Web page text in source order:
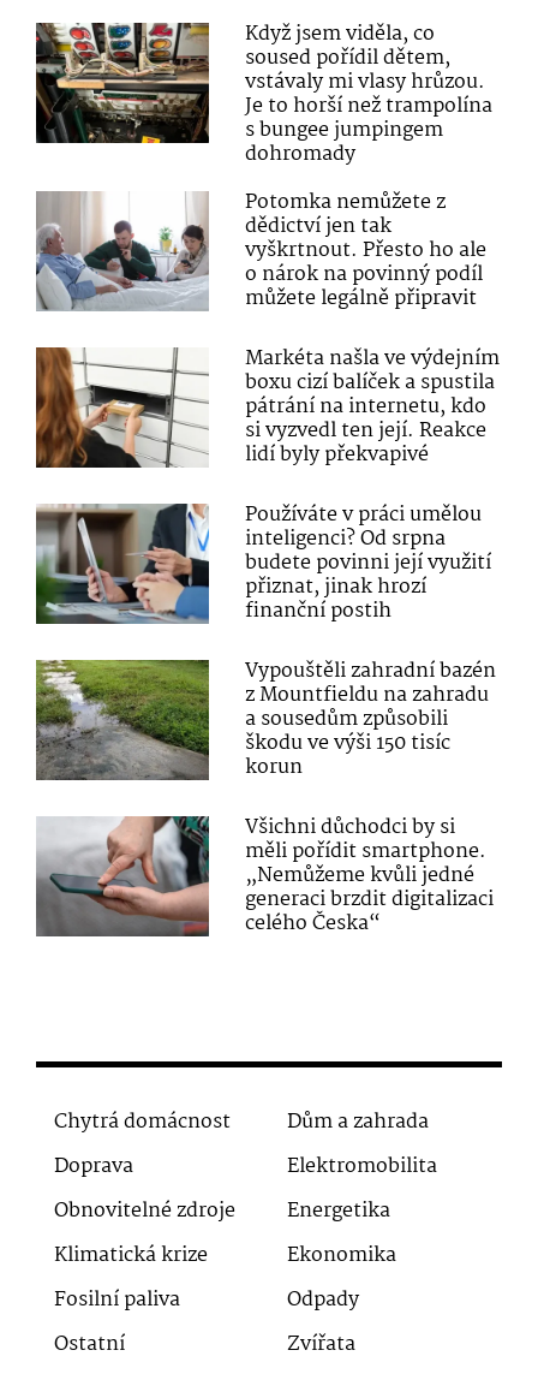
Když jsem viděla, co
soused pořídil dětem,
vstávaly mi vlasy hrůzou.
Je to horší než trampolína
s bungee jumpingem
dohromady
Potomka nemůžete z
dědictví jen tak
vyškrtnout. Přesto ho ale
o nárok na povinný podíl
můžete legálně připravit
Markéta našla ve výdejním
boxu cizí balíček a spustila
pátrání na internetu, kdo
si vyzvedl ten její. Reakce
lidí byly překvapivé
Používáte v práci umělou
inteligenci? Od srpna
budete povinni její využití
přiznat, jinak hrozí
finanční postih
Vypouštěli zahradní bazén
z Mountfieldu na zahradu
a sousedům způsobili
škodu ve výši 150 tisíc
korun
Všichni důchodci by si
měli pořídit smartphone.
„Nemůžeme kvůli jedné
generaci brzdit digitalizaci
celého Česka“
Chytrá domácnost
Dům a zahrada
Doprava
Elektromobilita
Obnovitelné zdroje
Energetika
Klimatická krize
Ekonomika
Fosilní paliva
Odpady
Ostatní
Zvířata